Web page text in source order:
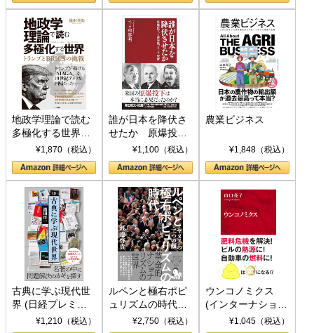
地政学理論で読む
多極化する世界：
トランプとBRICS
の挑戦
¥1,870（税込）
誰が日本を降伏さ
せたか 原爆投
下、ソ連参戦、そ
して聖断 (PHP新
書)
¥1,100（税込）
農業ビジネス
¥1,848（税込）
古典に学ぶ現代世
界 (日経プレミア
シリーズ)¥1,210（税込）
ルペンと極右ポピ
ュリズムの時代：
〈ヤヌス〉の二つ
¥2,750（税込）
ウンコノミクス
(インターナショナ
ル新書)¥1,045（税込）